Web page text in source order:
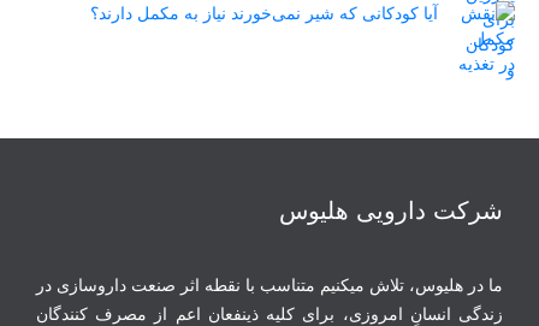
آیا کودکانی که شیر نمی‌خورند نیاز به مکمل دارند؟
شرکت دارویی هلیوس
ما در هلیوس، تلاش می‏کنیم متناسب با نقطه‏ اثر صنعت داروسازی در
زندگی انسانِ امروزی، برای کلیه ذینفعان اعم از مصرف‏ کنندگان